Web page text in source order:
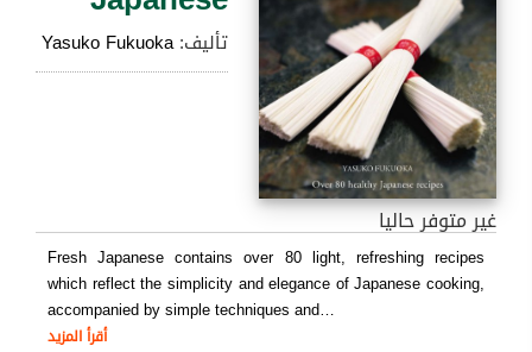
تأليف:Yasuko Fukuoka
غير متوفر حاليا
Fresh Japanese contains over 80 light, refreshing recipes
which reflect the simplicity and elegance of Japanese cooking,
accompanied by simple techniques and…
أقرأ المزيد